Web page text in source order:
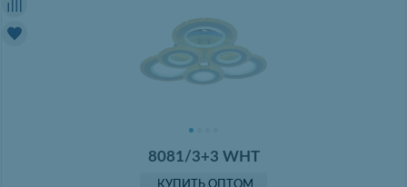
8081/3+3 WHT